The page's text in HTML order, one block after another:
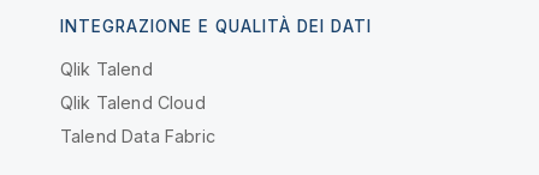
INTEGRAZIONE E QUALITÀ DEI DATI
Qlik Talend
Qlik Talend Cloud
Talend Data Fabric